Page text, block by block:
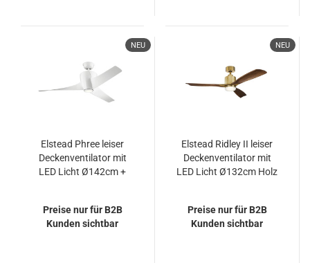
NEU
Elstead Phree leiser
Deckenventilator mit
LED Licht Ø142cm +
Preise nur für B2B
Kunden sichtbar
NEU
Elstead Ridley II leiser
Deckenventilator mit
LED Licht Ø132cm Holz
Preise nur für B2B
Kunden sichtbar